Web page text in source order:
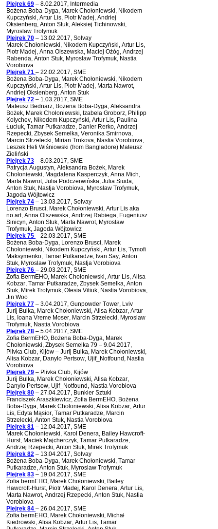
Plejrek 69 – 8.02.2017, Intermedia
Bożena Boba-Dyga, Marek Chołoniewski, Nikodem
Kupczyński, Artur Lis, Piotr Madej, Andriej
Oksienberg, Anton Stuk, Aleksiej Tichinowski,
Myroslaw Trofymuk
Plejrek 70 – 13.02.2017, Solvay
Marek Chołoniewski, Nikodem Kupczyński, Artur Lis,
Piotr Madej, Anna Olszewska, Maciej Ożóg, Andrzej
Rabenda, Anton Stuk, Myroslaw Trofymuk, Nastia
Vorobiova
Plejrek 71 – 22.02.2017, SME
Bożena Boba-Dyga, Marek Chołoniewski, Nikodem
Kupczyński, Artur Lis, Piotr Madej, Marta Nawrot,
Andriej Oksienberg, Anton Stuk
Plejrek 72 – 1.03.2017, SME
Mateusz Bednarz, Bożena Boba-Dyga, Aleksandra
Bożek, Marek Chołoniewski, Izabela Groborz, Philipp
Kolychev, Nikodem Kupczyński, Artur Lis, Paulina
Łuciuk, Tamar Putkaradze, Danier Rerko, Andrzej
Rzepecki, Zbysek Semelka, Veronika Smirnova,
Marcin Strzelecki, Mirian Trnkova, Nastia Vorobiova,
Leszek Hefi Wiśniowski (from Bangladore) Mateusz
Zieliński
Plejrek 73 – 8.03.2017, SME
Patrycja Augustyn, Aleksandra Bożek, Marek
Chołoniewski, Magdalena Kasperczyk, Anna Mich,
Marta Nawrot, Julia Podczerwińska, Julia Siuda,
Anton Stuk, Nastja Vorobiova, Myroslaw Trofymuk,
Jagoda Wójtowicz
Plejrek 74 – 13.03.2017, Solvay
Lorenzo Brusci, Marek Chołoniewski, Artur Lis aka
no.art, Anna Olszewska, Andrzej Rabiega, Eugeniusz
Sinicyn, Anton Stuk, Marta Nawrot, Myroslaw
Trofymuk, Jagoda Wójtowicz
Plejrek 75 – 22.03.2017, SME
Bożena Boba-Dyga, Lorenzo Brusci, Marek
Chołoniewski, Nikodem Kupczyński, Artur Lis, Tymofi
Maksymenko, Tamar Putkaradze, Ivan Say, Anton
Stuk, Myroslaw Trofymuk, Nastja Vorobiova
Plejrek 76 – 29.03.2017, SME
Zofia BermEHO, Marek Chołoniewski, Artur Lis, Alisa
Kobzar, Tamar Putkaradze, Zbysek Semelka, Anton
Stuk, Mirek Trofymuk, Olesia Vitiuk, Nastia Vorobiova,
Jin Woo
Plejrek 77 – 3.04.2017, Gunpowder Tower, Lviv
Jurij Bulka, Marek Chołoniewski, Alisa Kobzar, Artur
Lis, Ioana Vreme Moser, Marcin Strzelecki, Myroslaw
Trofymuk, Nastia Vorobiova
Plejrek 78 – 5.04.2017, SME
Zofia BermEHO, Bożena Boba-Dyga, Marek
Chołoniewski, Zbysek Semelka 79 – 9.04.2017,
Plivka Club, Kijów – Jurij Bulka, Marek Chołoniewski,
Alisa Kobzar, Danylo Pertsow, Ujif_Notfound, Nastia
Vorobiova
Plejrek 79 – Plivka Club, Kijów
Jurij Bulka, Marek Chołoniewski, Alisa Kobzar,
Danylo Pertsow, Ujif_Notfound, Nastia Vorobiova
Plejrek 80 – 27.04.2017, Bunkier Sztuki
Franciszek Araszkiewicz, Zofia BermEHO, Bożena
Boba-Dyga, Marek Chołoniewski, Alisa Kobzar, Artur
Lis, Edyta Mąsior, Tamar Putkaradze, Marcin
Strzelecki, Anton Stuk, Nastia Vorobiova
Plejrek 81 – 12.04.2017, SME
Marek Chołoniewski, Karol Denera, Bailey Hawcroft-
Hurst, Maciek Majcherczyk, Tamar Putkaradze,
Andrzej Rzepecki, Anton Stuk, Mirek Trofymuk
Plejrek 82 – 13.04.2017, Solvay
Bożena Boba-Dyga, Marek Chołoniewski, Tamar
Putkaradze, Anton Stuk, Myroslaw Trofymuk
Plejrek 83 – 19.04.2017, SME
Zofia bermEHO, Marek Chołoniewski, Bailey
Hawcroft-Hurst, Piotr Madej, Karol Denera, Artur Lis,
Marta Nawrot, Andrzej Rzepecki, Anton Stuk, Nastia
Vorobiova
Plejrek 84 – 26.04.2017, SME
Zofia bermEHO, Marek Chołoniewski, Michał
Kiedrowski, Alisa Kobzar, Artur Lis, Tamar